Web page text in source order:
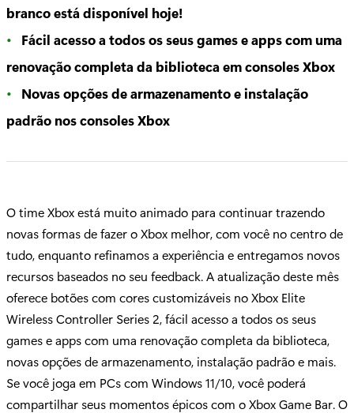
branco está disponível hoje!
Fácil acesso a todos os seus games e apps com uma
renovação completa da biblioteca em consoles Xbox
Novas opções de armazenamento e instalação
padrão nos consoles Xbox
O time Xbox está muito animado para continuar trazendo
novas formas de fazer o Xbox melhor, com você no centro de
tudo, enquanto refinamos a experiência e entregamos novos
recursos baseados no seu feedback. A atualização deste mês
oferece botões com cores customizáveis no Xbox Elite
Wireless Controller Series 2, fácil acesso a todos os seus
games e apps com uma renovação completa da biblioteca,
novas opções de armazenamento, instalação padrão e mais.
Se você joga em PCs com Windows 11/10, você poderá
compartilhar seus momentos épicos com o Xbox Game Bar. O